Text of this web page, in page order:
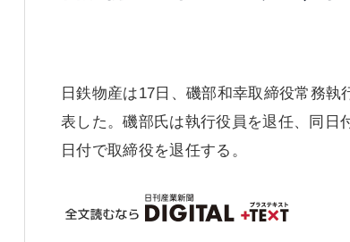
日鉄物産は17日、磯部和幸取締役常務
表した。磯部氏は執行役員を退任、同日
日付で取締役を退任する。